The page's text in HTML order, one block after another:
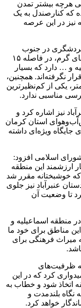
هرچه بیشتر تمدن
که کنارصندل به یک
نیز در این عرصه
در جنوب
کرمان، افزود: این منطقه با وجود تابستان‌های گرم، در فاصله ۱۵
و … دارد که بسیار
نگرفته‌اند. همچنین،
در روستای رودفرق با ارتفاع ۱۷۶ متر، یکی از کم‌نظیرترین
مناسبی ندارد.
نیز اشاره کرد و
استان کرمان
جایگاه ویژه‌ای داشته
اسلامی افزود:
ارزشمند این منطقه
خوشبختانه مقرر شد
عنبرآباد نیز جلوی
تا وضعیت آن
منطقه اسماعیلیه و
مناطق برای خود ما
میراث فرهنگی برای
به ظرفیت‌های
کرد که در این
اتخاذ شود و خطاب به
بلندمدت و
خواهد کرد.